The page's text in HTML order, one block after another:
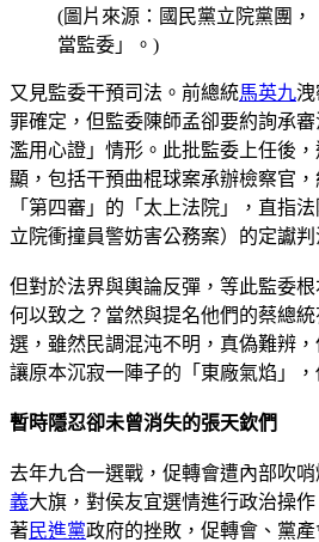
(圖片來源：國民黨立院黨團，
當監委」。)
又見監委干預司法。前總統馬英九洩
罪確定，但監委陳師孟卻要約詢承
濫用心證」情形。此批監委上任後
顯，包括干預曲棍球案承辦檢察官
「第四審」的「太上法院」，直指
立院衝撞員警妨害公務案）的定讞判
但對於法界與輿論反彈，等此監委
何以致之？當然與提名他們的蔡總
選，雖然民調混沌不明，真偽難辨
讓原本沉寂一陣子的「東廠氣焰」
暫時隱忍卻未曾消失的張天欽們
去年九合一選戰，促轉會遭內部吹
義大旗，對侯友宜選情進行政治操
著民進黨政府的挫敗，促轉會、黨產